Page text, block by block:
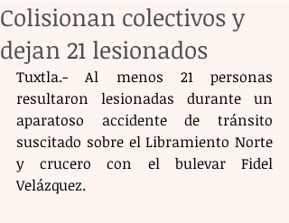
Colisionan colectivos y
dejan 21 lesionados
Tuxtla.- Al menos 21 personas
resultaron lesionadas durante un
aparatoso accidente de tránsito
suscitado sobre el Libramiento Norte
y crucero con el bulevar Fidel
Velázquez.